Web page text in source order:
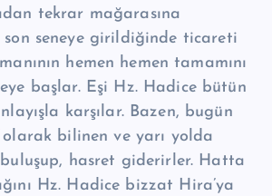
tekrar mağarasına
son seneye girildiğinde ticareti
hemen hemen tamamını
başlar. Eşi Hz. Hadice bütün
karşılar. Bazen, bugün
olarak bilinen ve yarı yolda
hasret giderirler. Hatta
Hz. Hadice bizzat Hira’ya